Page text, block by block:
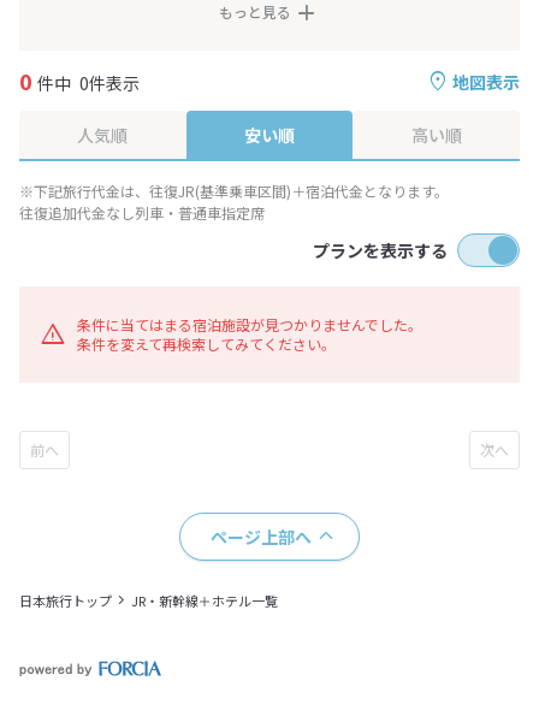
もっと見る
地図表示
0 件中 0件表示
人気順 安い順 高い順
※下記旅行代金は、往復JR(基準乗車区間)＋宿泊代金となります。
往復追加代金なし列車・普通車指定席
プランを表示する
条件に当てはまる宿泊施設が見つかりませんでした。
条件を変えて再検索してみてください。
ページ上部へ
日本旅行トップ JR・新幹線＋ホテル一覧